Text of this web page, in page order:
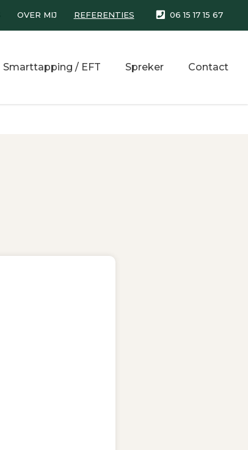
OVER MIJ REFERENTIES 06 15 17 15 67
Smarttapping / EFT Spreker Contact